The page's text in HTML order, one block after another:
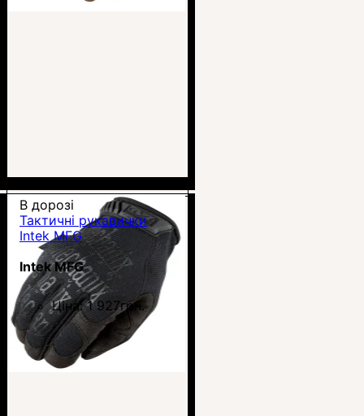
В дорозі
Тактичні рукавички
Intek MFG
Intek MFG
Ціна:1 927грн.